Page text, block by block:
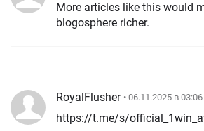
More articles like this would
blogosphere richer.
RoyalFlusher • 06.11.2025 в 03:06
https://t.me/s/